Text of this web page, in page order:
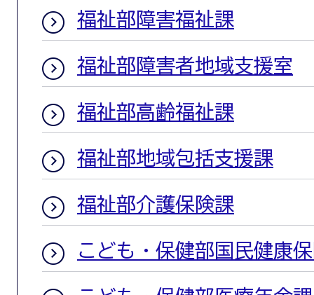
福祉部障害福祉課
福祉部障害者地域支援室
福祉部高齢福祉課
福祉部地域包括支援課
福祉部介護保険課
こども・保健部国民健康